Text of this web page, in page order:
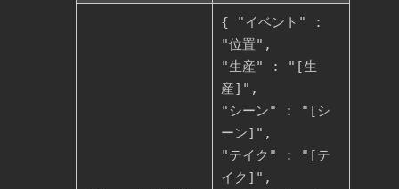
{ "イベント" :
"位置",
"生産" : "[生
産]",
"シーン" : "[シ
ーン]",
"テイク" : "[テ
イク]",